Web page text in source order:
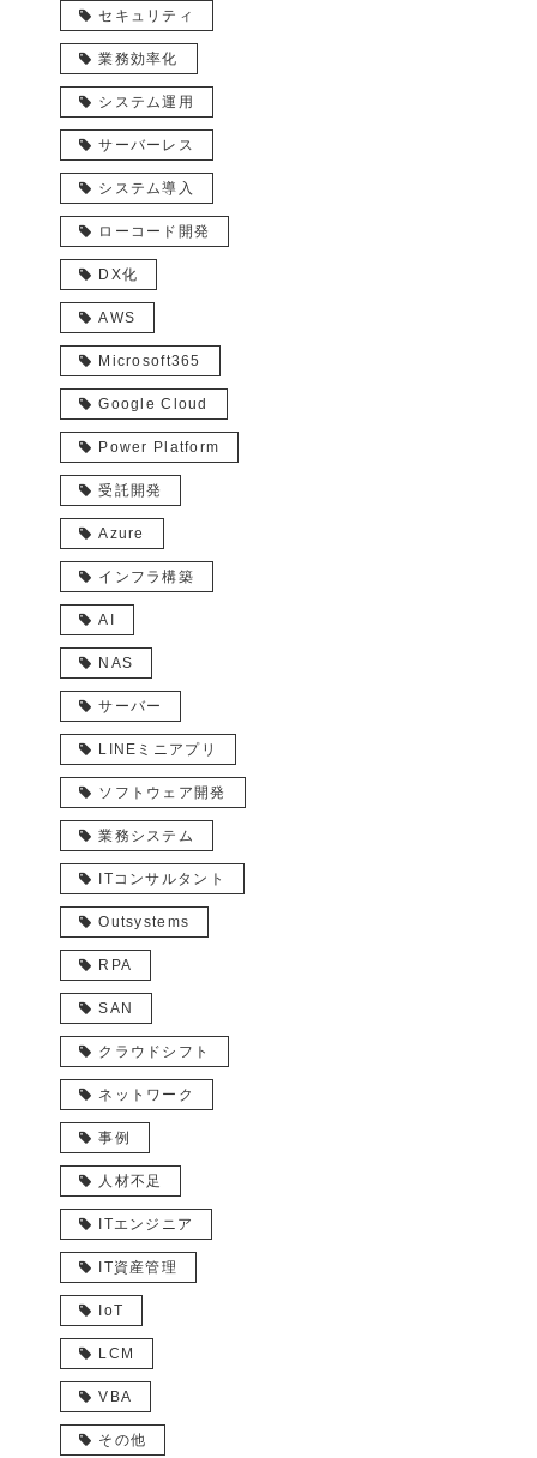
セキュリティ
業務効率化
システム運用
サーバーレス
システム導入
ローコード開発
DX化
AWS
Microsoft365
Google Cloud
Power Platform
受託開発
Azure
インフラ構築
AI
NAS
サーバー
LINEミニアプリ
ソフトウェア開発
業務システム
ITコンサルタント
Outsystems
RPA
SAN
クラウドシフト
ネットワーク
事例
人材不足
ITエンジニア
IT資産管理
IoT
LCM
VBA
その他